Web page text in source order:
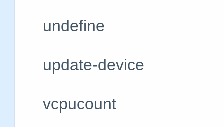
undefine #
update-device #
vcpucount #